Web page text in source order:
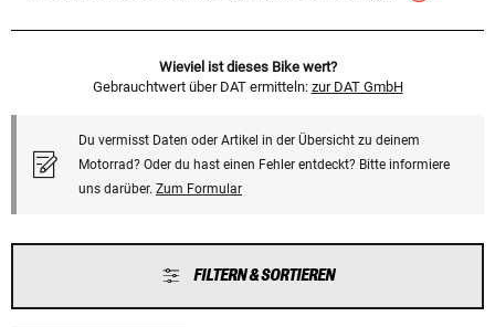
Wieviel ist dieses Bike wert?
Gebrauchtwert über DAT ermitteln: zur DAT GmbH
Du vermisst Daten oder Artikel in der Übersicht zu deinem
Motorrad? Oder du hast einen Fehler entdeckt? Bitte informiere
uns darüber. Zum Formular
FILTERN & SORTIEREN